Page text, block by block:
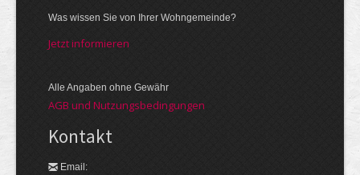
Was wissen Sie von Ihrer Wohngemeinde?
Jetzt informieren
Alle Angaben ohne Gewähr
AGB und Nutzungsbedingungen
Kontakt
Email: